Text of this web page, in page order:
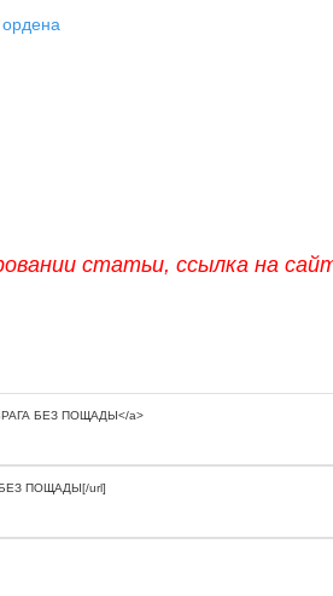
статьи, ссылка на